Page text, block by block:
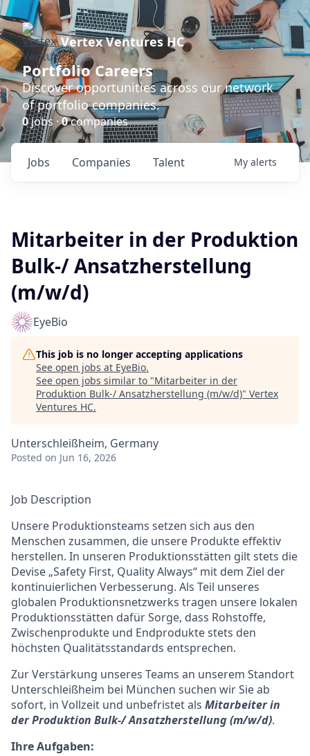
Vertex Ventures HC
Portfolio Careers
Discover opportunities across our network
of portfolio companies.
0jobs ·0companies
Jobs Companies Talent My alerts
Mitarbeiter in der Produktion
Bulk-/ Ansatzherstellung
(m/w/d)
EyeBio
This job is no longer accepting applications
See open jobs at EyeBio.
See open jobs similar to "Mitarbeiter in der
Produktion Bulk-/ Ansatzherstellung (m/w/d)" Vertex
Ventures HC.
Unterschleißheim, Germany
Posted on Jun 16, 2026
Job Description
Unsere Produktionsteams setzen sich aus den
Menschen zusammen, die unsere Produkte effektiv
herstellen. In unseren Produktionsstätten gilt stets die
Devise „Safety First, Quality Always“ mit dem Ziel der
kontinuierlichen Verbesserung. Als Teil unseres
globalen Produktionsnetzwerks tragen unsere lokalen
Produktionsstätten dafür Sorge, dass Rohstoffe,
Zwischenprodukte und Endprodukte stets den
höchsten Qualitätsstandards entsprechen.
Zur Verstärkung unseres Teams an unserem Standort
Unterschleißheim bei München suchen wir Sie ab
sofort, in Vollzeit und unbefristet als Mitarbeiter in
der Produktion Bulk-/ Ansatzherstellung (m/w/d).
Ihre Aufgaben: